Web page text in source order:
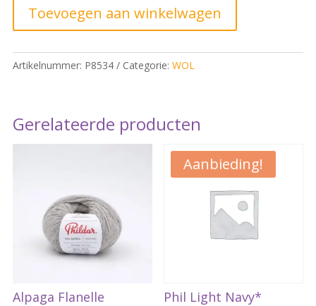
Vegan
007
-
Toevoegen aan winkelwagen
Artikelnummer: P8534 Categorie: WOL
Gerelateerde producten
Alpaga Flanelle
Aanbieding!
Phil Light Navy*